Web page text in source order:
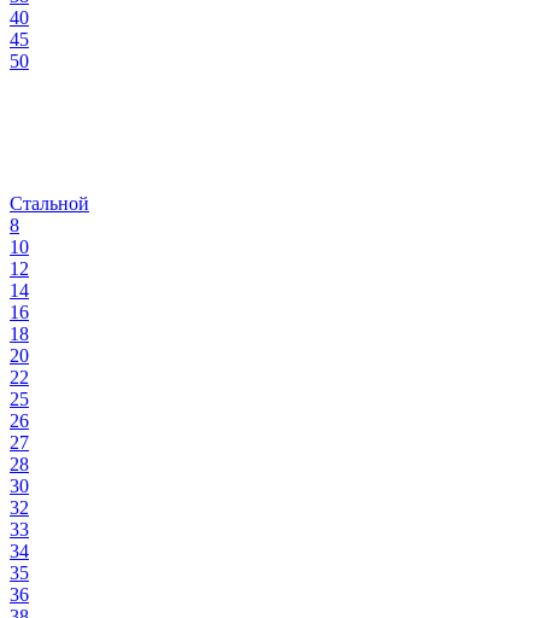
40
45
50
Стальной
8
10
12
14
16
18
20
22
25
26
27
28
30
32
33
34
35
36